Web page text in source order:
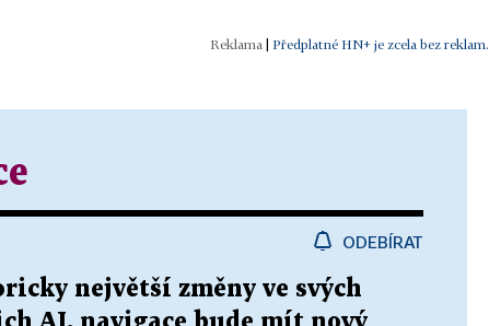
| Předplatné HN+ je zcela bez reklam.
ODEBÍRAT
největší změny ve svých